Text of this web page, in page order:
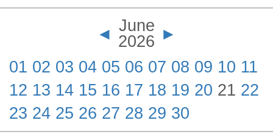
sobre el aumento de lesiones
meses de las elecciones
◄ June
2026 ►
01 02 03 04 05 06 07 08 09 10 11
12 13 14 15 16 17 18 19 20 21 22
23 24 25 26 27 28 29 30